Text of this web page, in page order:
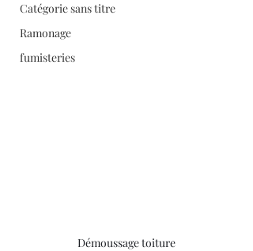
Catégorie sans titre
Ramonage
fumisteries
Démoussage toiture